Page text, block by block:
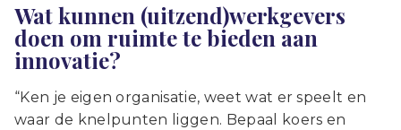
Wat kunnen (uitzend)werkgevers
doen om ruimte te bieden aan
innovatie?
“Ken je eigen organisatie, weet wat er speelt en
waar de knelpunten liggen. Bepaal koers en